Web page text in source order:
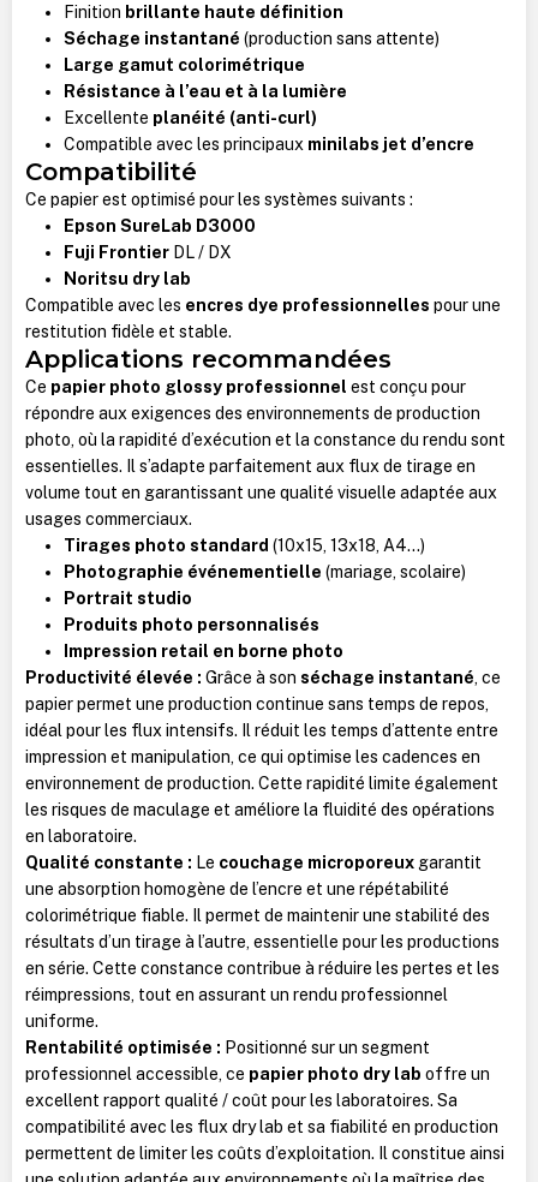
Finition brillante haute définition
Séchage instantané (production sans attente)
Large gamut colorimétrique
Résistance à l’eau et à la lumière
Excellente planéité (anti-curl)
Compatible avec les principaux minilabs jet d’encre
Compatibilité
Ce papier est optimisé pour les systèmes suivants :
Epson SureLab D3000
Fuji FrontierDL / DX
Noritsu dry lab
Compatible avec les encres dye professionnelles pour une
restitution fidèle et stable.
Applications recommandées
Ce papier photo glossy professionnel est conçu pour
répondre aux exigences des environnements de production
photo, où la rapidité d’exécution et la constance du rendu sont
essentielles. Il s’adapte parfaitement aux flux de tirage en
volume tout en garantissant une qualité visuelle adaptée aux
usages commerciaux.
Tirages photo standard (10x15, 13x18, A4…)
Photographie événementielle (mariage, scolaire)
Portrait studio
Produits photo personnalisés
Impression retail en borne photo
Productivité élevée : Grâce à son séchage instantané, ce
papier permet une production continue sans temps de repos,
idéal pour les flux intensifs. Il réduit les temps d’attente entre
impression et manipulation, ce qui optimise les cadences en
environnement de production. Cette rapidité limite également
les risques de maculage et améliore la fluidité des opérations
en laboratoire.
Qualité constante : Le couchage microporeuxgarantit
une absorption homogène de l’encre et une répétabilité
colorimétrique fiable. Il permet de maintenir une stabilité des
résultats d’un tirage à l’autre, essentielle pour les productions
en série. Cette constance contribue à réduire les pertes et les
réimpressions, tout en assurant un rendu professionnel
uniforme.
Rentabilité optimisée : Positionné sur un segment
professionnel accessible, ce papier photo dry lab offre un
excellent rapport qualité / coût pour les laboratoires. Sa
compatibilité avec les flux dry lab et sa fiabilité en production
permettent de limiter les coûts d’exploitation. Il constitue ainsi